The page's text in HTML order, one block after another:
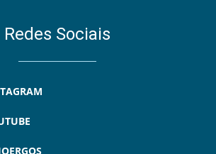
Redes Sociais